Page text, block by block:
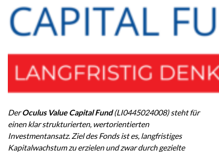
DerOculus Value Capital Fund(LI0445024008) steht für
einen klar strukturierten, wertorientierten
Investmentansatz. Ziel des Fonds ist es, langfristiges
Kapitalwachstum zu erzielen und zwar durch gezielte